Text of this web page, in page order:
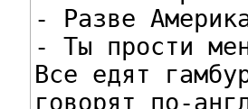
- Разве
- Ты прости
Все едят
говорят по-